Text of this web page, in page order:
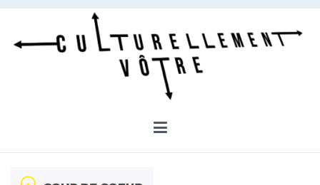
Aller
contenu